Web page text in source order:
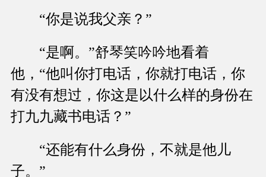
“你是说我父亲？”
“是啊。”舒琴笑吟吟地看着
他，“他叫你打电话，你就打电话，你
有没有想过，你这是以什么样的身份在
打九九藏书电话？”
“还能有什么身份，不就是他儿
子。”